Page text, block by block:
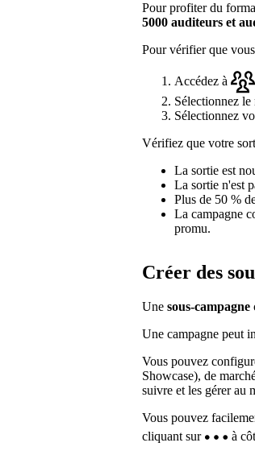
Pour profiter du
5000 auditeurs et
Pour vérifier que
Accédez à
Sélectionnez
Sélectionnez
Vérifiez que votre
La sortie est
La sortie n'est
Plus de 50 %
La campagne
promu.
Créer des
Une sous-campagne
Une campagne peut
Vous pouvez
Showcase), de
suivre et les gérer au
Vous pouvez
cliquant sur
à